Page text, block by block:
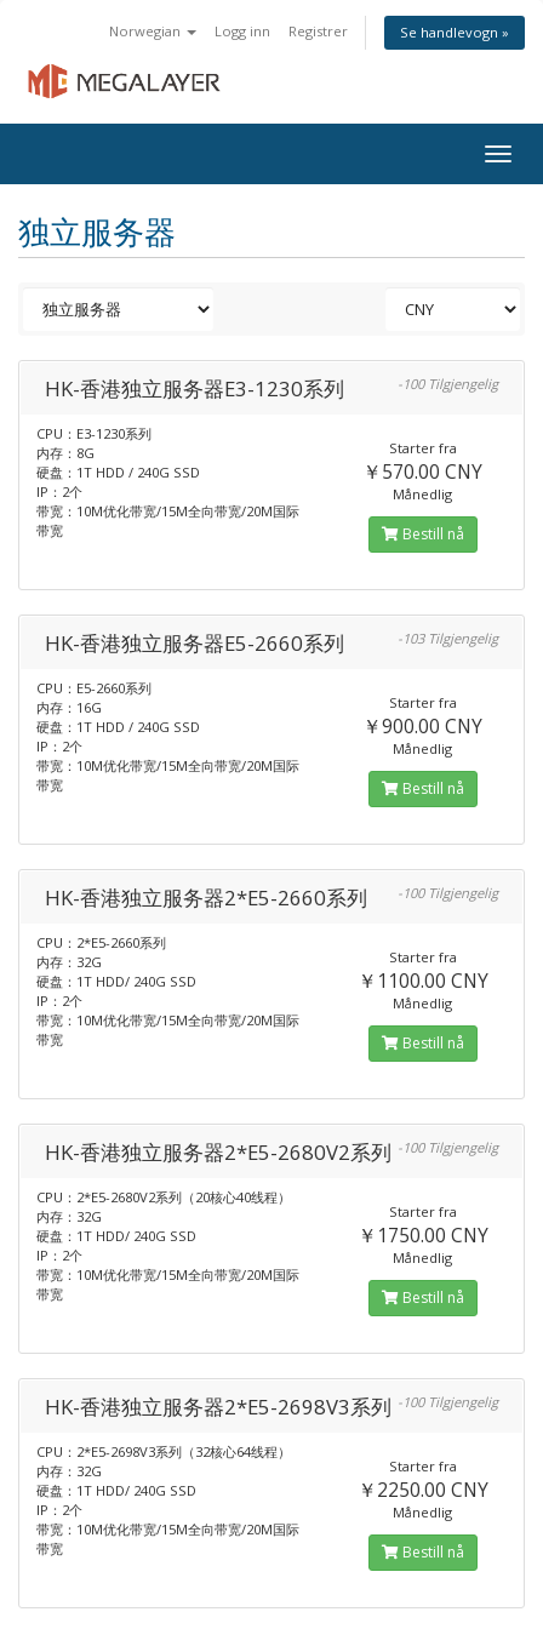
Norwegian Logg inn Registrer Se handlevogn »
独立服务器
HK-香港独立服务器E3-1230系列 -100 Tilgjengelig
CPU：E3-1230系列
内存：8G
硬盘：1T HDD / 240G SSD
IP：2个
带宽：10M优化带宽/15M全向带宽/20M国际
带宽
Starter fra
￥570.00 CNY
Månedlig
Bestill nå
HK-香港独立服务器E5-2660系列 -103 Tilgjengelig
CPU：E5-2660系列
内存：16G
硬盘：1T HDD / 240G SSD
IP：2个
带宽：10M优化带宽/15M全向带宽/20M国际
带宽
Starter fra
￥900.00 CNY
Månedlig
Bestill nå
HK-香港独立服务器2*E5-2660系列 -100 Tilgjengelig
CPU：2*E5-2660系列
内存：32G
硬盘：1T HDD/ 240G SSD
IP：2个
带宽：10M优化带宽/15M全向带宽/20M国际
带宽
Starter fra
￥1100.00 CNY
Månedlig
Bestill nå
HK-香港独立服务器2*E5-2680V2系列 -100 Tilgjengelig
CPU：2*E5-2680V2系列（20核心40线程）
内存：32G
硬盘：1T HDD/ 240G SSD
IP：2个
带宽：10M优化带宽/15M全向带宽/20M国际
带宽
Starter fra
￥1750.00 CNY
Månedlig
Bestill nå
HK-香港独立服务器2*E5-2698V3系列 -100 Tilgjengelig
CPU：2*E5-2698V3系列（32核心64线程）
内存：32G
硬盘：1T HDD/ 240G SSD
IP：2个
带宽：10M优化带宽/15M全向带宽/20M国际
带宽
Starter fra
￥2250.00 CNY
Månedlig
Bestill nå